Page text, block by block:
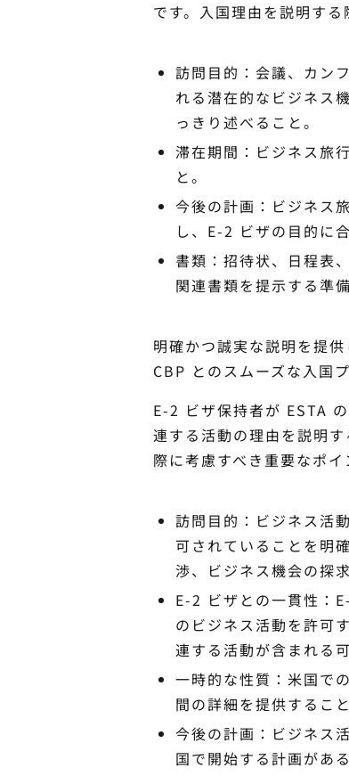
です。入国理由を説明す
訪問目的：会議、カン
れる潜在的なビジネス
っきり述べること。
滞在期間：ビジネス旅
と。
今後の計画：ビジネス
し、E-2 ビザの目的に
書類：招待状、日程表
関連書類を提示する準
明確かつ誠実な説明を提
CBP とのスムーズな入国
E-2 ビザ保持者が ESTA
連する活動の理由を説明
際に考慮すべき重要なポ
訪問目的：ビジネス活
可されていることを明
渉、ビジネス機会の探
E-2 ビザとの一貫性：
のビジネス活動を許可
連する活動が含まれる
一時的な性質：米国で
間の詳細を提供すること
今後の計画：ビジネス
国で開始する計画があ